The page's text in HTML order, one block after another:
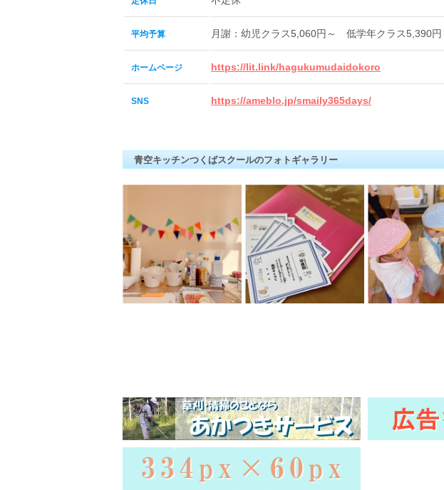
平均予算 月謝：幼児クラス5,060円～ 低学年クラス5,390
ホームページ https://lit.link/hagukumudaidokoro
SNS https://ameblo.jp/smaily365days/
青空キッチンつくばスクールのフォトギャラリー